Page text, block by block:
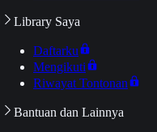
Library Saya
Daftarku
Mengikuti
Riwayat Tontonan
Bantuan dan Lainnya